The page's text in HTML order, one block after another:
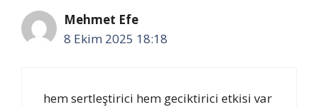
Mehmet Efe
8 Ekim 2025 18:18
hem sertleştirici hem geciktirici etkisi var